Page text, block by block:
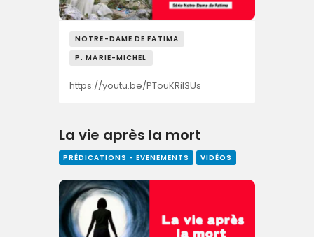
NOTRE-DAME DE FATIMA
P. MARIE-MICHEL
https://youtu.be/PTouKRiI3Us
La vie après la mort
PRÉDICATIONS - EVENEMENTS VIDÉOS